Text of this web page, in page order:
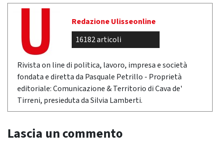
Redazione Ulisseonline
16182 articoli
Rivista on line di politica, lavoro, impresa e società
fondata e diretta da Pasquale Petrillo - Proprietà
editoriale: Comunicazione & Territorio di Cava de'
Tirreni, presieduta da Silvia Lamberti.
Lascia un commento